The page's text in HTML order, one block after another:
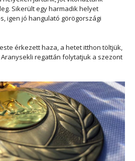
Sikerült egy harmadik helyet
igen jó hangulató görögországi
érkezett haza, a hetet itthon töltjük,
regattán folytatjuk a szezont